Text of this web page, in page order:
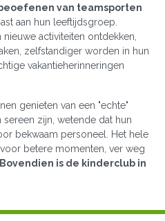
van teamsporten
aan hun leeftijdsgroep.
activiteiten ontdekken,
zelfstandiger worden in hun
vakantieherinneringen
genieten van een "echte"
zijn, wetende dat hun
bekwaam personeel. Het hele
betere momenten, ver weg
Bovendien is de kinderclub in